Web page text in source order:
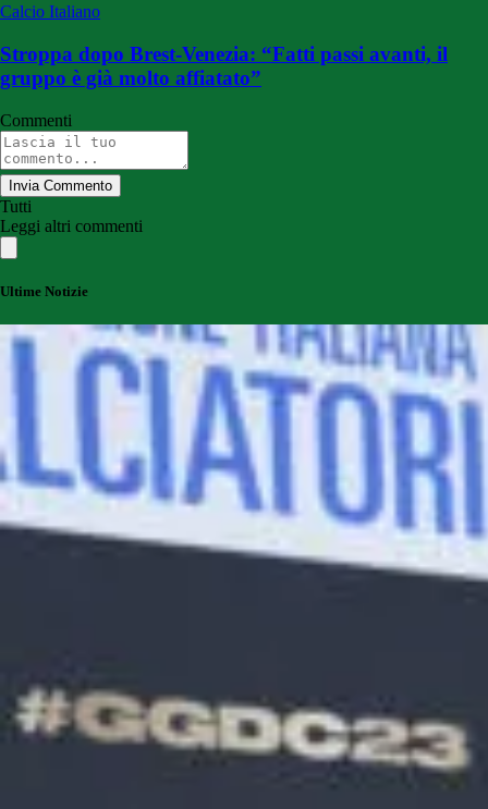
Calcio Italiano
Stroppa dopo Brest-Venezia: “Fatti passi avanti, il
gruppo è già molto affiatato”
Commenti
Invia Commento
Tutti
Leggi altri commenti
Ultime Notizie